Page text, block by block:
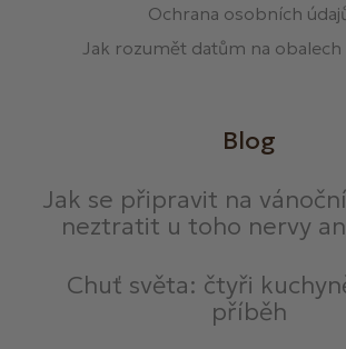
Ochrana osobních
Jak rozumět datům na
Blog
Jak se připravit na
neztratit u toho nervy
Chuť světa: čtyři
příběh